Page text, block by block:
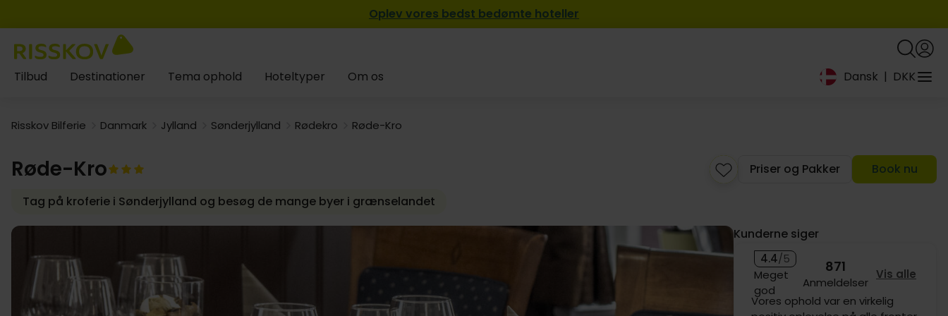
Oplev vores bedst bedømte hoteller
Tilbud Destinationer Tema ophold Hoteltyper Om os Dansk | DKK
Risskov Bilferie Danmark Jylland Sønderjylland Rødekro Røde-Kro
Røde-Kro Priser og Pakker
Book nu
Tag på kroferie i Sønderjylland og besøg de mange byer i grænselandet
Kunderne siger
4.4/5
Meget
god
871
Anmeldelser
Vis alle
Vores ophold var en virkelig